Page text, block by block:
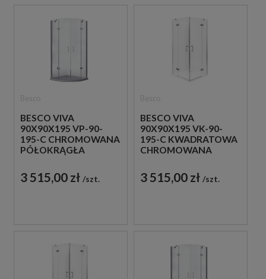
BESCO VIVA
90X90X195 VP-90-
195-C CHROMOWANA
PÓŁOKRĄGŁA
PRYSZNICOWA
3 515,00 zł szt.
BESCO VIVA
90X90X195 VK-90-
195-C KWADRATOWA
CHROMOWANA
PRYSZNICOWA
3 515,00 zł szt.